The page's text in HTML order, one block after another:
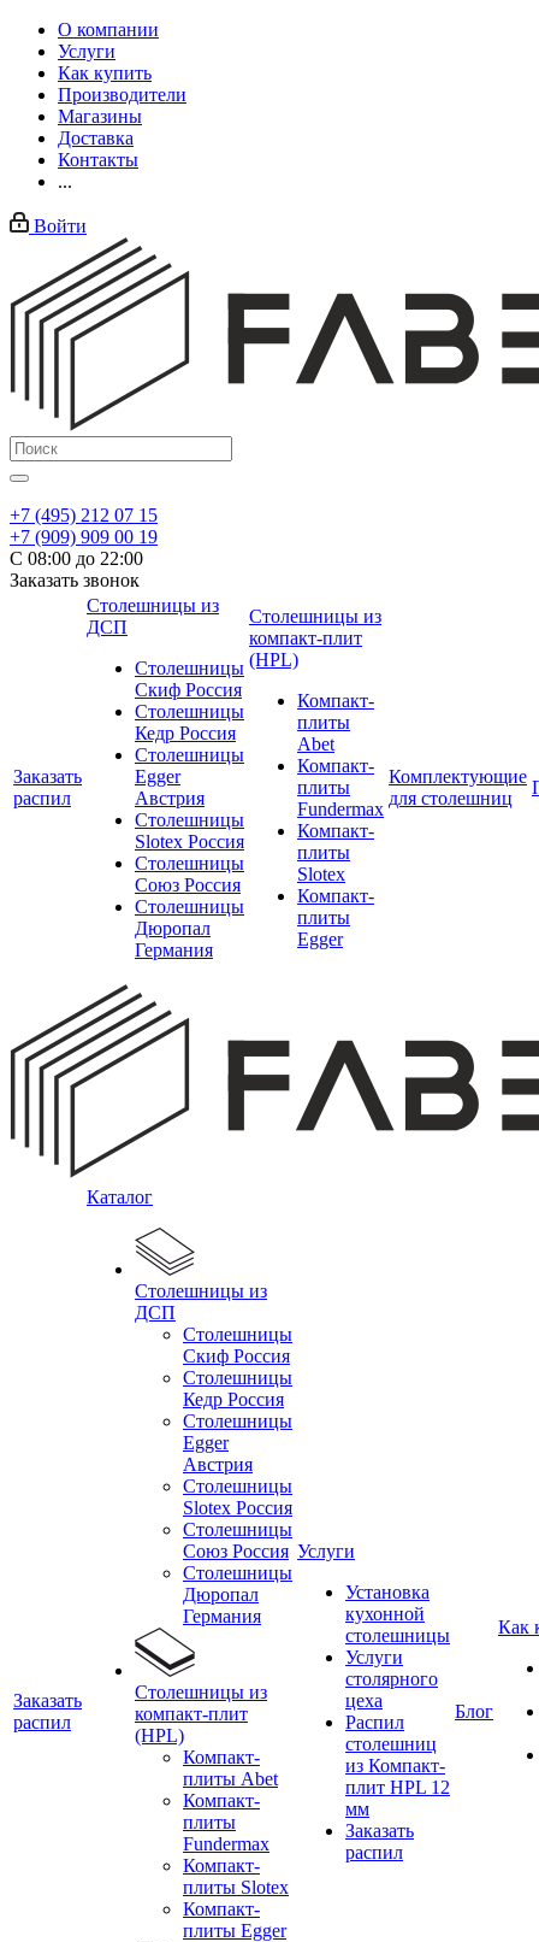
О компании
Услуги
Как купить
Производители
Магазины
Доставка
Контакты
...
Войти
+7 (495) 212 07 15
+7 (909) 909 00 19
С 08:00 до 22:00
Заказать звонок
Заказать
распил
Столешницы из
ДСП
Столешницы
Скиф Россия
Столешницы
Кедр Россия
Столешницы
Egger
Австрия
Столешницы
Slotex Россия
Столешницы
Союз Россия
Столешницы
Дюропал
Германия
Столешницы из
компакт-плит
(HPL)
Компакт-
плиты
Abet
Компакт-
плиты
Fundermax
Компакт-
плиты
Slotex
Компакт-
плиты
Egger
Комплектующие
для столешниц
Заказать
распил
Каталог
Столешницы из
ДСП
Столешницы
Скиф Россия
Столешницы
Кедр Россия
Столешницы
Egger
Австрия
Столешницы
Slotex Россия
Столешницы
Союз Россия
Столешницы
Дюропал
Германия
Столешницы из
компакт-плит
(HPL)
Компакт-
плиты Abet
Компакт-
плиты
Fundermax
Компакт-
плиты Slotex
Компакт-
плиты Egger
Услуги
Установка
кухонной
столешницы
Услуги
столярного
цеха
Распил
столешниц
из Компакт-
плит HPL 12
мм
Заказать
распил
Блог
Как